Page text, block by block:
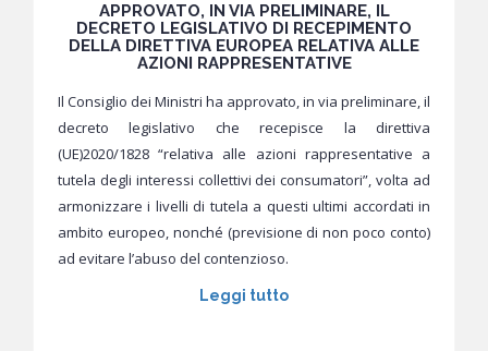
APPROVATO, IN VIA PRELIMINARE, IL
DECRETO LEGISLATIVO DI RECEPIMENTO
DELLA DIRETTIVA EUROPEA RELATIVA ALLE
AZIONI RAPPRESENTATIVE
Il Consiglio dei Ministri ha approvato, in via preliminare, il
decreto legislativo che recepisce la direttiva
(UE)2020/1828 “relativa alle azioni rappresentative a
tutela degli interessi collettivi dei consumatori”, volta ad
armonizzare i livelli di tutela a questi ultimi accordati in
ambito europeo, nonché (previsione di non poco conto)
ad evitare l’abuso del contenzioso.
Leggi tutto